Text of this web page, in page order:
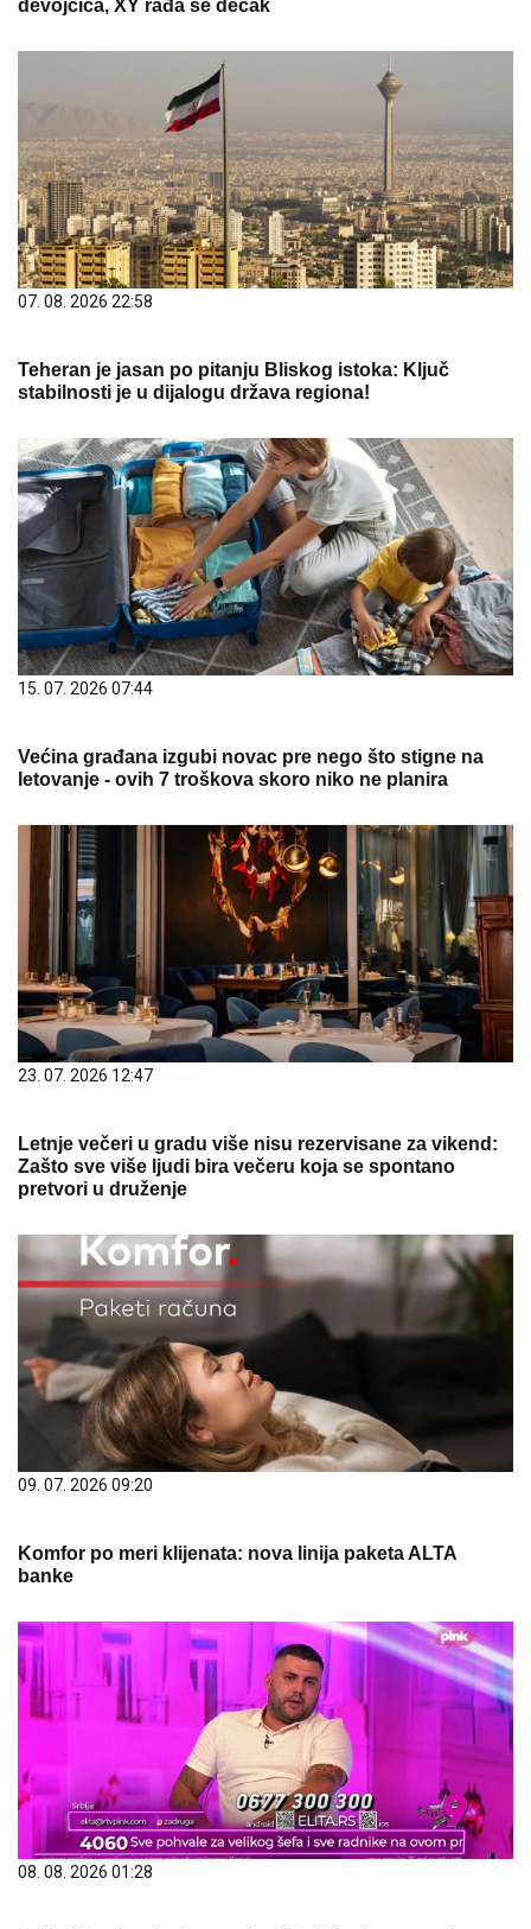
devojčica, XY rađa se dečak
07. 08. 2026 22:58
Teheran je jasan po pitanju Bliskog istoka: Ključ
stabilnosti je u dijalogu država regiona!
15. 07. 2026 07:44
Većina građana izgubi novac pre nego što stigne na
letovanje - ovih 7 troškova skoro niko ne planira
23. 07. 2026 12:47
Letnje večeri u gradu više nisu rezervisane za vikend:
Zašto sve više ljudi bira večeru koja se spontano
pretvori u druženje
09. 07. 2026 09:20
Komfor po meri klijenata: nova linija paketa ALTA
banke
08. 08. 2026 01:28